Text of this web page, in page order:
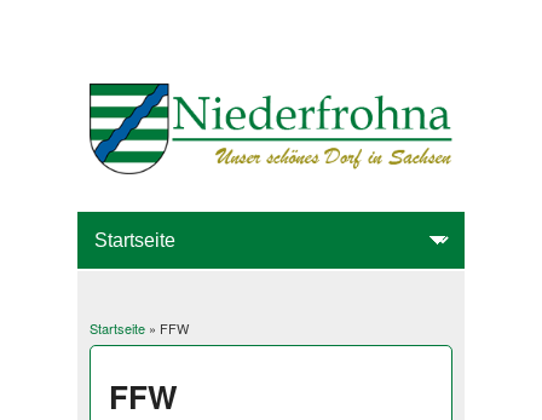
Sie sind hier
Startseite» FFW
FFW